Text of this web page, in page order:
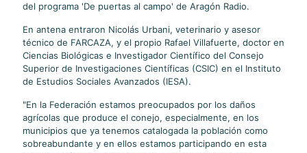
del programa 'De puertas al campo' de Aragón Radio.
En antena entraron Nicolás Urbani, veterinario y asesor
técnico de FARCAZA, y el propio Rafael Villafuerte, doctor en
Ciencias Biológicas e Investigador Científico del Consejo
Superior de Investigaciones Científicas (CSIC) en el Instituto
de Estudios Sociales Avanzados (IESA).
"En la Federación estamos preocupados por los daños
agrícolas que produce el conejo, especialmente, en los
municipios que ya tenemos catalogada la población como
sobreabundante y en ellos estamos participando en esta